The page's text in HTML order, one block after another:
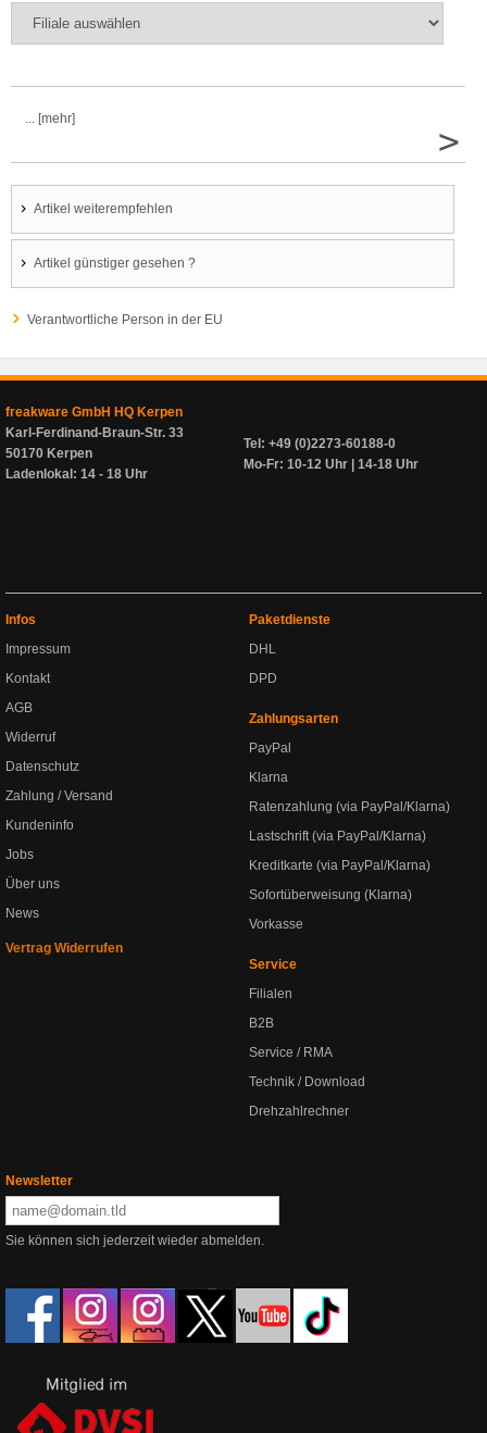
... [mehr]
>
Artikel weiterempfehlen
Artikel günstiger gesehen ?
Verantwortliche Person in der EU
freakware GmbH HQ Kerpen
Karl-Ferdinand-Braun-Str. 33
50170 Kerpen
Ladenlokal: 14 - 18 Uhr
Tel: +49 (0)2273-60188-0
Mo-Fr: 10-12 Uhr | 14-18 Uhr
Infos
Impressum
Kontakt
AGB
Widerruf
Datenschutz
Zahlung / Versand
Kundeninfo
Jobs
Über uns
News
Vertrag Widerrufen
Paketdienste
DHL
DPD
Zahlungsarten
PayPal
Klarna
Ratenzahlung (via PayPal/Klarna)
Lastschrift (via PayPal/Klarna)
Kreditkarte (via PayPal/Klarna)
Sofortüberweisung (Klarna)
Vorkasse
Service
Filialen
B2B
Service / RMA
Technik / Download
Drehzahlrechner
Newsletter
Sie können sich jederzeit wieder abmelden.